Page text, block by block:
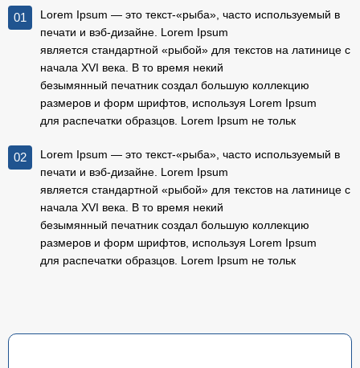
01
Lorem Ipsum — это текст-«рыба», часто используемый в
печати и вэб-дизайне. Lorem Ipsum
является стандартной «рыбой» для текстов на латинице с
начала XVI века. В то время некий
безымянный печатник создал большую коллекцию
размеров и форм шрифтов, используя Lorem Ipsum
для распечатки образцов. Lorem Ipsum не тольк
02
Lorem Ipsum — это текст-«рыба», часто используемый в
печати и вэб-дизайне. Lorem Ipsum
является стандартной «рыбой» для текстов на латинице с
начала XVI века. В то время некий
безымянный печатник создал большую коллекцию
размеров и форм шрифтов, используя Lorem Ipsum
для распечатки образцов. Lorem Ipsum не тольк